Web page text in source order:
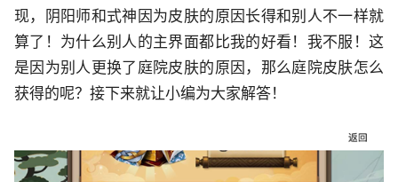
现，阴阳师和式神因为皮肤的原因长得和别人不一样就
算了！为什么别人的主界面都比我的好看！我不服！这
是因为别人更换了庭院皮肤的原因，那么庭院皮肤怎么
获得的呢？接下来就让小编为大家解答！